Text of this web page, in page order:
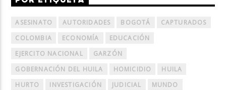
ASESINATO AUTORIDADES BOGOTÁ
CAPTURADOS
COLOMBIA
ECONOMÍA
EDUCACIÓN
EJERCITO NACIONAL
GARZÓN
GOBERNACIÓN DEL HUILA
HOMICIDIO
HUILA
HURTO
INVESTIGACIÓN JUDICIAL
MUNDO